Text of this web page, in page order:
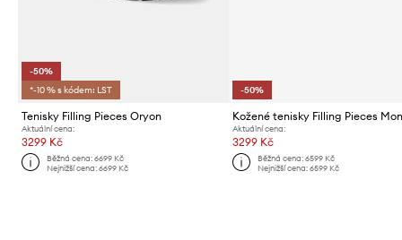
-50%
*-10 % s kódem: LST
Tenisky Filling Pieces Oryon
Aktuální cena:
3299 Kč
Běžná cena:6699 Kč
Nejnižší cena:6699 Kč
-50%
Aktuální cena:
3299 Kč
Běžná cena: 6599 Kč
Nejnižší cena: 6599 Kč